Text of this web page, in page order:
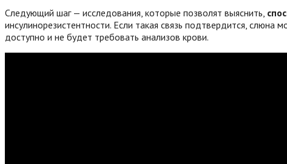
Следующий шаг — исследования, которые позволят выяснить,
инсулинорезистентности. Если такая связь подтвердится,
доступно и не будет требовать анализов крови.